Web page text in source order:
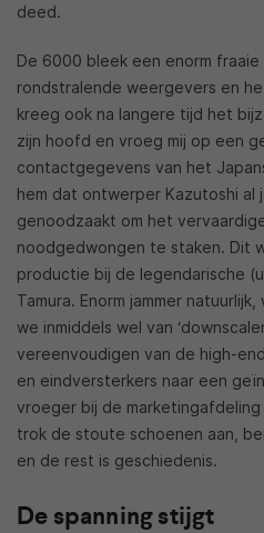
deed.
De 6000 bleek een enorm
rondstralende weergevers en
kreeg ook na langere tijd het
zijn hoofd en vroeg mij op een
contactgegevens van het
hem dat ontwerper Kazutoshi al
genoodzaakt om het
noodgedwongen te staken. Dit
productie bij de legendarische
Tamura. Enorm jammer
we inmiddels wel van
vereenvoudigen van de high-
en eindversterkers naar een
vroeger bij de
trok de stoute schoenen aan,
en de rest is geschiedenis.
De spanning stijgt